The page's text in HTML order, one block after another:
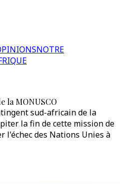
NOTRE
la MONUSCO
sud-africain de la
la fin de cette mission de
l'échec des Nations Unies à